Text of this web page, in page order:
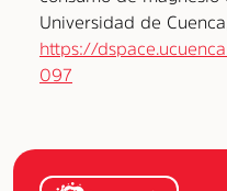
Universidad de
https://
097